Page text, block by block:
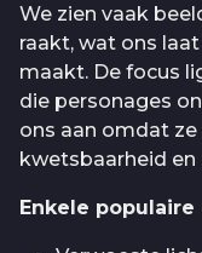
We zien vaak
raakt, wat ons
maakt. De focus
die personages
ons aan omdat
kwetsbaarheid
Enkele